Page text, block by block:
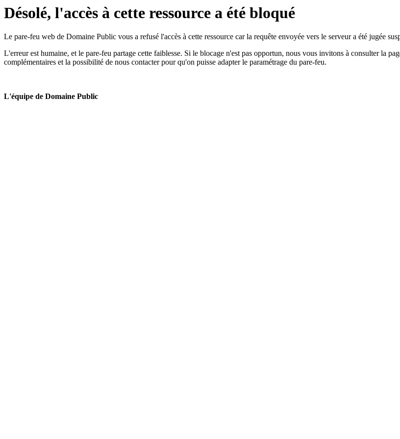
Désolé, l'accès à cette ressource a été bloqué
Le pare-feu web de Domaine Public vous a refusé l'accès à cette ressource car la requête envoyée vers le serveur a été jugée
L'erreur est humaine, et le pare-feu partage cette faiblesse. Si le blocage n'est pas opportun, nous vous invitons à consulter la
complémentaires et la possibilité de nous contacter pour qu'on puisse adapter le paramétrage du pare-feu.
L'équipe de Domaine Public